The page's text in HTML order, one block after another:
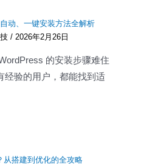
动、一键安装方法全解析
技/2026年2月26日
的安装步骤难住
经验的用户，都能找到适
从搭建到优化的全攻略